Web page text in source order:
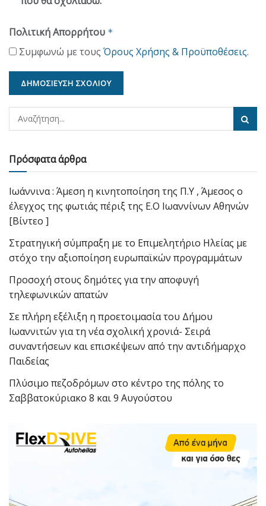
Πολιτική Απορρήτου *
Συμφωνώ με τους Όρους Χρήσης & Προϋποθέσεις.
Πρόσφατα άρθρα
Ιωάννινα : Άμεση η κινητοποίηση της Π.Υ , Άμεσος ο
έλεγχος της φωτιάς πέριξ της Ε.Ο Ιωαννίνων Αθηνών
[Βίντεο ]
Στρατηγική σύμπραξη με το Επιμελητήριο Ηλείας με
στόχο την αξιοποίηση ευρωπαϊκών προγραμμάτων
Προσοχή στους δημότες για την αποφυγή
τηλεφωνικών απατών
Σε πλήρη εξέλιξη η προετοιμασία του Δήμου
Ιωαννιτών για τη νέα σχολική χρονιά- Σειρά
συναντήσεων και επισκέψεων από την αντιδήμαρχο
Παιδείας
Πλύσιμο πεζοδρόμων στο κέντρο της πόλης το
Σαββατοκύριακο 8 και 9 Αυγούστου